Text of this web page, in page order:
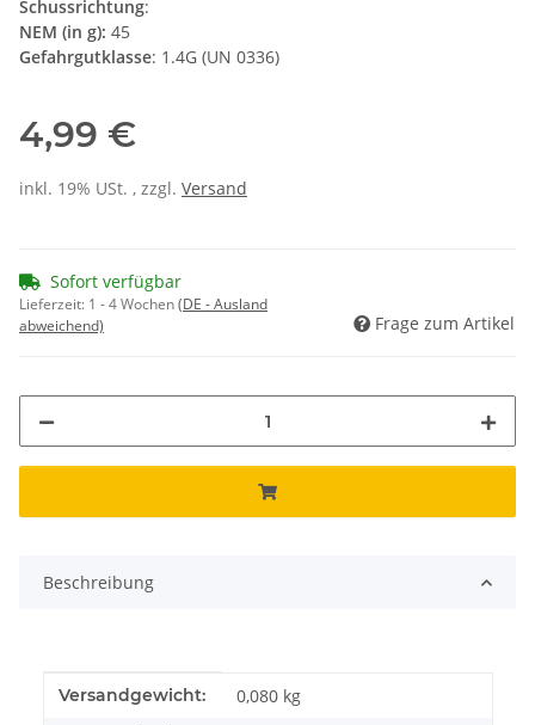
Schussrichtung:
NEM (in g): 45
Gefahrgutklasse: 1.4G (UN 0336)
4,99 €
inkl. 19% USt. , zzgl. Versand
Sofort verfügbar
Lieferzeit: 1 - 4 Wochen(DE - Ausland
abweichend)
Frage zum Artikel
Beschreibung
Produkteigenschaft
Wert
Versandgewicht: 0,080 kg